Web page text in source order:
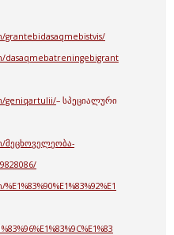
dasaqmebatreningebigrant
geniqartulii/– სპეციალური
მეცხოველეობა-